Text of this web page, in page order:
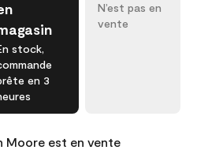
stock,
en 3
N’est pas en
vente
Moore est en vente